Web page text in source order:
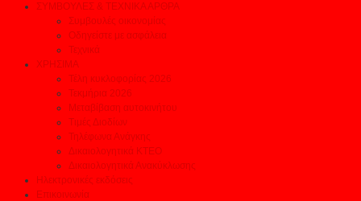
ΣΥΜΒΟΥΛΕΣ & ΤΕΧΝΙΚΑ ΑΡΘΡΑ
Συμβουλές οικονομίας
Οδηγείστε με ασφάλεια
Τεχνικά
ΧΡΗΣΙΜΑ
Τέλη κυκλοφορίας 2026
Τεκμήρια 2026
Μεταβίβαση αυτοκινήτου
Τιμές Διοδίων
Τηλέφωνα Ανάγκης
Δικαιολογητικά ΚΤΕΟ
Δικαιολογητικά Ανακύκλωσης
Ηλεκτρονικές εκδόσεις
Επικοινωνία